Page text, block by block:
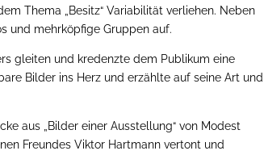
Thema „Besitz“ Variabilität verliehen. Neben
und mehrköpfige Gruppen auf.
gleiten und kredenzte dem Publikum eine
Bilder ins Herz und erzählte auf seine Art und
aus „Bilder einer Ausstellung“ von Modest
Freundes Viktor Hartmann vertont und